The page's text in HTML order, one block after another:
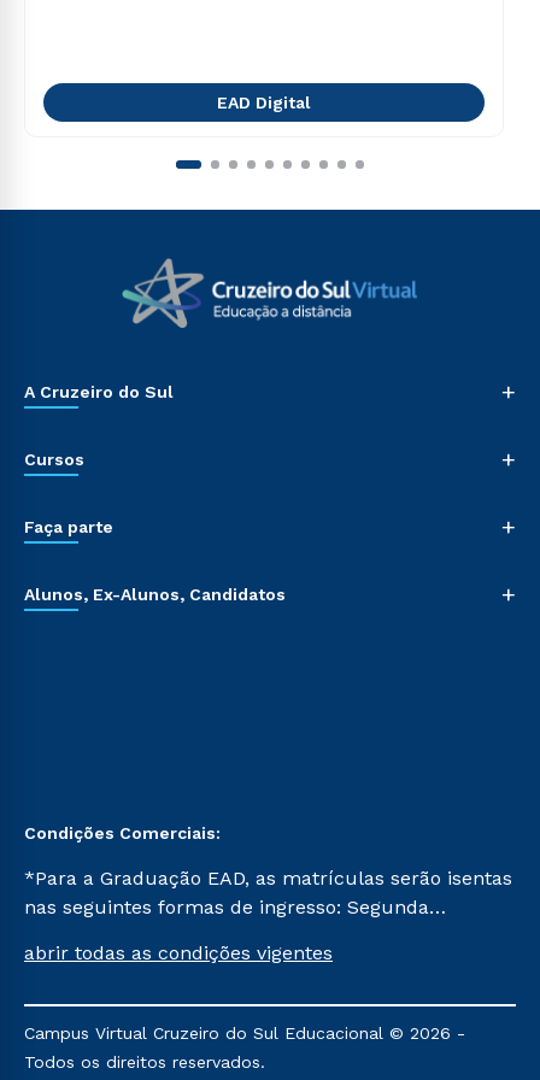
EAD Digital
A Cruzeiro do Sul +
Cursos +
Faça parte +
Alunos, Ex-Alunos, Candidatos +
Condições Comerciais:
*Para a Graduação EAD, as matrículas serão isentas
nas seguintes formas de ingresso: Segunda
Já para as demais, a taxa de matrícula será de R$
mencionadas são referentes aos cursos: Ensino
Religioso, Geografia para a Docência e Metodologia
abrir todas as condições vigentes
Campus Virtual Cruzeiro do Sul Educacional © 2026 -
Todos os direitos reservados.